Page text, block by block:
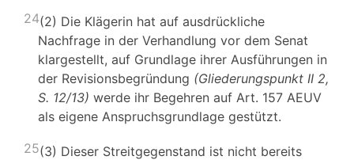
24(2) Die Klägerin hat auf ausdrückliche
Nachfrage in der Verhandlung vor dem Senat
klargestellt, auf Grundlage ihrer Ausführungen in
der Revisionsbegründung (Gliederungspunkt II 2,
S. 12/13) werde ihr Begehren auf Art. 157 AEUV
als eigene Anspruchsgrundlage gestützt.
25(3) Dieser Streitgegenstand ist nicht bereits